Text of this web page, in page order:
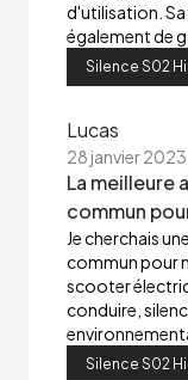
d'utilisation. Sa
également de
Silence S02
Lucas
28 janvier 2023
La meilleure
commun
Je cherchais
commun pour
scooter
conduire,
Silence S02